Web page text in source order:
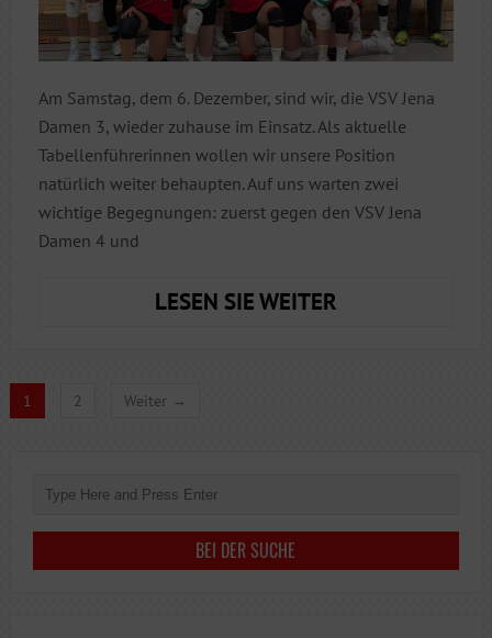
Am Samstag, dem 6. Dezember, sind wir, die VSV Jena
Damen 3, wieder zuhause im Einsatz. Als aktuelle
Tabellenführerinnen wollen wir unsere Position
natürlich weiter behaupten. Auf uns warten zwei
wichtige Begegnungen: zuerst gegen den VSV Jena
Damen 4 und
LESEN SIE WEITERVSV
1 2 Weiter →